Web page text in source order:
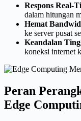
Respons Real-
dalam hitungan
Hemat
ke server pusat
Keandalan
koneksi internet
Peran
Edge